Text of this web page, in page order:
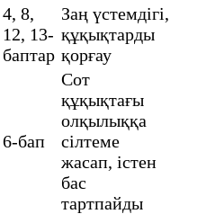
4, 8,
12, 13-
баптар
Заң үстемдігі,
құқықтарды
қорғау
6-бап
Сот
құқықтағы
олқылыққа
сілтеме
жасап, істен
бас
тартпайды